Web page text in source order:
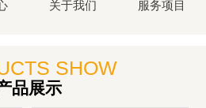
关于我们 服务项目
SHOW
品展示